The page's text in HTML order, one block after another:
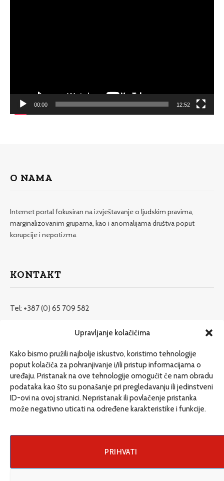
Upravljanje kolačićima
Kako bismo pružili najbolje iskustvo, koristimo tehnologije
poput kolačića za pohranjivanje i/ili pristup informacijama o
uređaju. Pristanak na ove tehnologije omogućit će nam obradu
podataka kao što su ponašanje pri pregledavanju ili jedinstveni
ID-ovi na ovoj stranici. Nepristanak ili povlačenje pristanka
može negativno uticati na određene karakteristike i funkcije.
PRIHVATI
00:00 12:52
O NAMA
Internet portal fokusiran na izvještavanje o ljudskim pravima,
marginalizovanim grupama, kao i anomalijama društva poput
korupcije i nepotizma.
KONTAKT
Tel: +387 (0) 65 709 582
redakcija@etrafika.net
Dosije
Drugi pišu
Društvo